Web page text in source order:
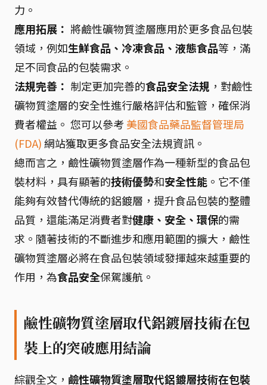
力。
應用拓展： 將鹼性礦物質塗層應用於更多食品包裝
領域，例如生鮮食品、冷凍食品、液態食品等，滿
足不同食品的包裝需求。
法規完善： 制定更加完善的食品安全法規 ，對鹼性
礦物質塗層的安全性進行嚴格評估和監管，確保消
費者權益。 您可以參考 美國食品藥品監督管理局
(FDA)網站獲取更多食品安全法規資訊。
總而言之，鹼性礦物質塗層作為一種新型的食品包
裝材料，具有顯著的技術優勢和安全性能 。它不僅
能夠有效替代傳統的鋁鍍層，提升食品包裝的整體
品質，還能滿足消費者對健康、安全、環保的需
求。隨著技術的不斷進步和應用範圍的擴大，鹼性
礦物質塗層必將在食品包裝領域發揮越來越重要的
作用，為食品安全保駕護航。
鹼性礦物質塗層取代鋁鍍層技術在包
裝上的突破應用結論
綜觀全文， 鹼性礦物質塗層取代鋁鍍層技術在包裝